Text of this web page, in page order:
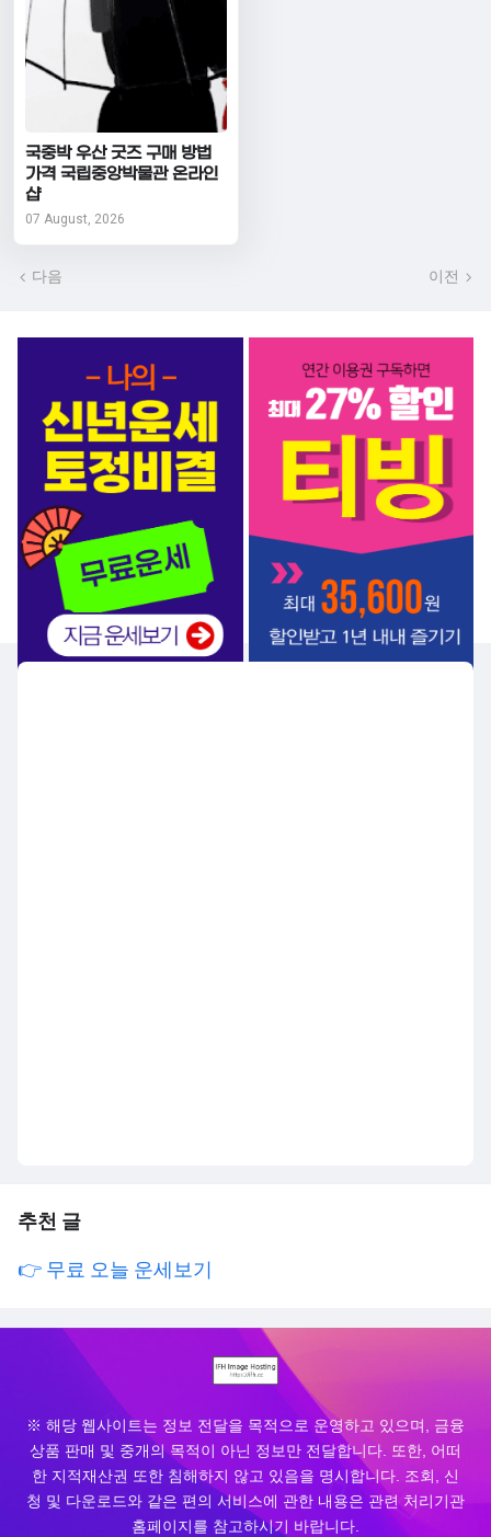
국중박 우산 굿즈 구매 방법
가격 국립중앙박물관 온라인
샵
07 August, 2026
다음 이전
추천 글
👉 무료 오늘 운세보기
※ 해당 웹사이트는 정보 전달을 목적으로 운영하고 있으며, 금융
상품 판매 및 중개의 목적이 아닌 정보만 전달합니다. 또한, 어떠
한 지적재산권 또한 침해하지 않고 있음을 명시합니다. 조회, 신
청 및 다운로드와 같은 편의 서비스에 관한 내용은 관련 처리기관
홈페이지를 참고하시기 바랍니다.